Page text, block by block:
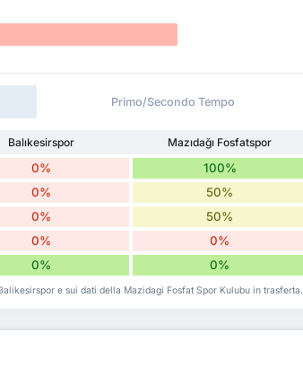
Primo/Secondo Tempo
Balıkesirspor
Mazıdağı Fosfatspor
0% 100%
0% 50%
0% 50%
0% 0%
0% 0%
e sui dati della Mazidagi Fosfat Spor Kulubu in trasferta.